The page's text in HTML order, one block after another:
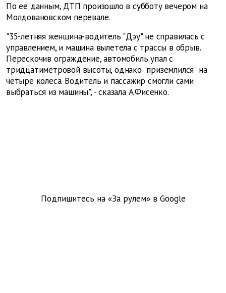
По ее данным, ДТП произошло в субботу вечером на
Молдовановском перевале.
"35-летняя женщина-водитель "Дэу" не справилась с
управлением, и машина вылетела с трассы в обрыв.
Перескочив ограждение, автомобиль упал с
тридцатиметровой высоты, однако "приземлился" на
четыре колеса. Водитель и пассажир смогли сами
выбраться из машины", - сказала А.Фисенко.
Подпишитесь на «За рулем» в Google